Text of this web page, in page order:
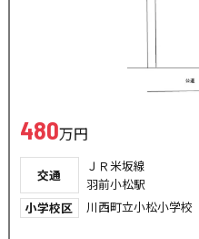
480万円
交通
ＪＲ米坂線
羽前小松駅
小学校区 川西町立小松小学校